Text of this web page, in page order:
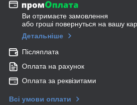
Ви отримаєте замовлення
або гроші повернуться на вашу
Детальніше
Післяплата
Оплата на рахунок
Оплата за реквізитами
Всі умови оплати